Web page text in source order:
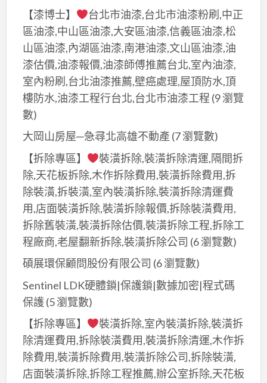
【漆博士】
台北市油漆,台北市油漆粉刷,中正
區油漆,中山區油漆,大安區油漆,信義區油漆,松
山區油漆,內湖區油漆,南港油漆,文山區油漆,油
漆估價,油漆報價,油漆師傅推薦台北,室內油漆,
室內粉刷,台北油漆推薦,壁癌處理,屋頂防水,頂
樓防水,油漆工程行台北,台北市油漆工程 (9 瀏覽
數)
大岡山房屋─急尋北高雄不動產 (7 瀏覽數)
【拆除專區】
裝潢拆除,裝潢拆除清運,隔間拆
除,天花板拆除,木作拆除費用,裝潢拆除費用,拆
除裝潢,拆裝潢,室內裝潢拆除,裝潢拆除清運費
用,店面裝潢拆除,裝潢拆除報價,拆除裝潢費用,
拆除舊裝潢,裝潢拆除估價,裝潢拆除工程,拆除工
程廠商,老屋翻新拆除,裝潢拆除公司 (6 瀏覽數)
碩展環保顧問股份有限公司 (6 瀏覽數)
Sentinel LDK硬體鎖|保護鎖|數據加密|程式碼
保護(5 瀏覽數)
【拆除專區】
裝潢拆除,室內裝潢拆除,裝潢拆
除清運費用,拆除裝潢費用,裝潢拆除清運,木作拆
除費用,裝潢拆除費用,裝潢拆除公司,拆除裝潢,
店面裝潢拆除,拆除工程推薦,辦公室拆除,天花板